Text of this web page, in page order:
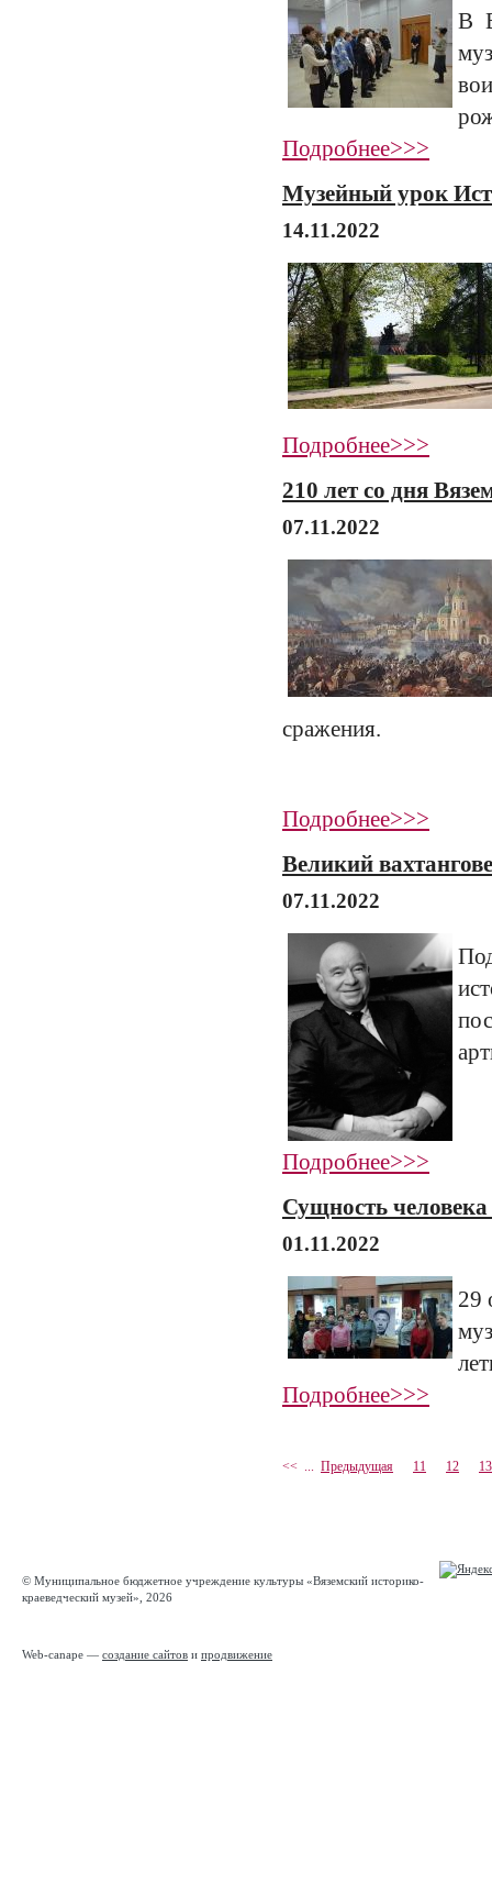
В
Подробнее>>>
Музейный урок
14.11.2022
Подробнее>>>
210 лет со дня
07.11.2022
сражения.
Подробнее>>>
Великий
07.11.2022
Подробнее>>>
Сущность
01.11.2022
29
Подробнее>>>
<< Предыдущая 11 12 13
© Муниципальное бюджетное учреждение культуры «Вяземский историко-
краеведческий музей», 2026
Web-canape — создание сайтов и продвижение